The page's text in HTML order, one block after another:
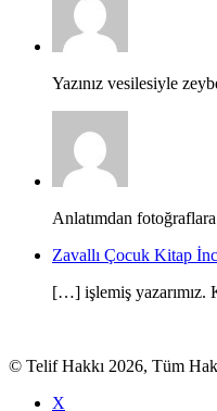
Yazınız vesilesiyle
Anlatımdan
Zavallı Çocuk Kitap
[…] işlemiş yazarımız.
© Telif Hakkı 2026, Tüm
X